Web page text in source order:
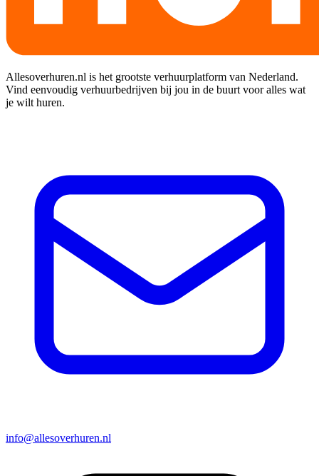
Allesoverhuren.nl is het grootste verhuurplatform van Nederland.
Vind eenvoudig verhuurbedrijven bij jou in de buurt voor alles wat
je wilt huren.
info@allesoverhuren.nl